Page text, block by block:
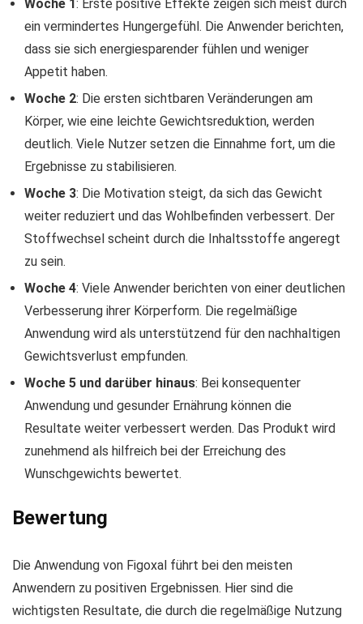
Woche 1 : Erste positive Effekte zeigen sich meist durch
ein vermindertes Hungergefühl. Die Anwender berichten,
dass sie sich energiesparender fühlen und weniger
Appetit haben.
Woche 2: Die ersten sichtbaren Veränderungen am
Körper, wie eine leichte Gewichtsreduktion, werden
deutlich. Viele Nutzer setzen die Einnahme fort, um die
Ergebnisse zu stabilisieren.
Woche 3: Die Motivation steigt, da sich das Gewicht
weiter reduziert und das Wohlbefinden verbessert. Der
Stoffwechsel scheint durch die Inhaltsstoffe angeregt
zu sein.
Woche 4: Viele Anwender berichten von einer deutlichen
Verbesserung ihrer Körperform. Die regelmäßige
Anwendung wird als unterstützend für den nachhaltigen
Gewichtsverlust empfunden.
Woche 5 und darüber hinaus: Bei konsequenter
Anwendung und gesunder Ernährung können die
Resultate weiter verbessert werden. Das Produkt wird
zunehmend als hilfreich bei der Erreichung des
Wunschgewichts bewertet.
Bewertung
Die Anwendung von Figoxal führt bei den meisten
Anwendern zu positiven Ergebnissen. Hier sind die
wichtigsten Resultate, die durch die regelmäßige Nutzung